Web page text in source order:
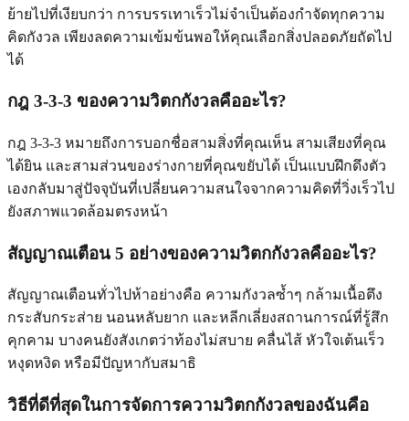
ย้ายไปที่เงียบกว่า การบรรเทาเร็วไม่จำเป็นต้องกำจัดทุกความ
คิดกังวล เพียงลดความเข้มข้นพอให้คุณเลือกสิ่งปลอดภัยถัดไป
ได้
กฎ 3-3-3 ของความวิตกกังวลคืออะไร?
กฎ 3-3-3 หมายถึงการบอกชื่อสามสิ่งที่คุณเห็น สามเสียงที่คุณ
ได้ยิน และสามส่วนของร่างกายที่คุณขยับได้ เป็นแบบฝึกดึงตัว
เองกลับมาสู่ปัจจุบันที่เปลี่ยนความสนใจจากความคิดที่วิ่งเร็วไป
ยังสภาพแวดล้อมตรงหน้า
สัญญาณเตือน 5 อย่างของความวิตกกังวลคืออะไร?
สัญญาณเตือนทั่วไปห้าอย่างคือ ความกังวลซ้ำๆ กล้ามเนื้อตึง
กระสับกระส่าย นอนหลับยาก และหลีกเลี่ยงสถานการณ์ที่รู้สึก
คุกคาม บางคนยังสังเกตว่าท้องไม่สบาย คลื่นไส้ หัวใจเต้นเร็ว
หงุดหงิด หรือมีปัญหากับสมาธิ
วิธีที่ดีที่สุดในการจัดการความวิตกกังวลของฉันคือ